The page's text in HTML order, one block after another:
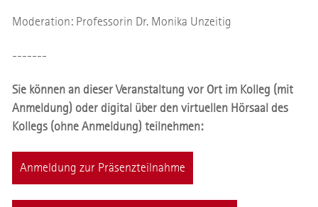
Moderation: Professorin Dr. Monika Unzeitig
-------
Sie können an dieser Veranstaltung vor Ort im Kolleg (mit
Anmeldung) oder digital über den virtuellen Hörsaal des
Kollegs (ohne Anmeldung) teilnehmen:
Anmeldung zur Präsenzteilnahme